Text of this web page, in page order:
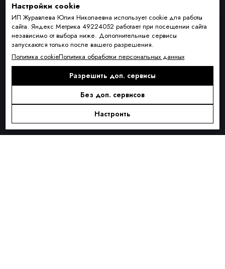
ПОКУПАТЕЛЯМ
Наши преимущества
Индивидуальный пошив
Условия доставки
Оплата и рассрочка
Обмен и возврат товара
Контакты
О нас
Блог
Настройки cookie
ИП Журавлева Юлия Николаевна использует cookie для работы
сайта. Яндекс Метрика 49224052 работает при посещении сайта
независимо от выбора ниже. Дополнительные сервисы
запускаются только после вашего разрешения.
Политика cookieПолитика обработки персональных данных
Разрешить доп. сервисы
Без доп. сервисов
Настроить